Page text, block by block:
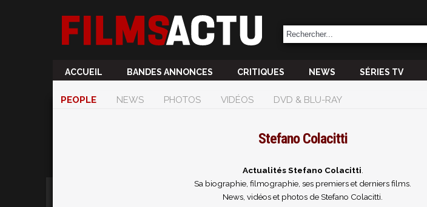
ACCUEIL BANDES ANNONCES CRITIQUES NEWS SÉRIES TV
PEOPLE NEWS PHOTOS VIDÉOS DVD & BLU-RAY
Stefano Colacitti
Actualités Stefano Colacitti
Sa biographie, filmographie, ses premiers et derniers films.
News, vidéos et photos de Stefano Colacitti.